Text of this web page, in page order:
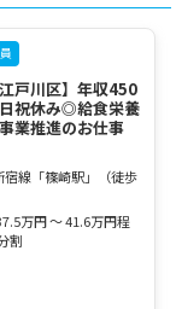
江戸川区】年収450
祝休み◎給食栄養
業推進のお仕事
宿線「篠崎駅」（徒歩
万円 ～ 41.6万円程
割